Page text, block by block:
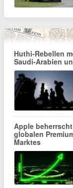
Huthi-Rebellen
Saudi-Arabien
Apple
globalen
Marktes